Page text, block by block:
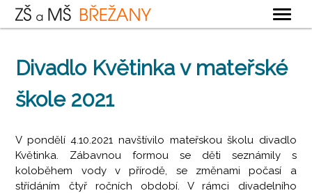
ZÁKLADNÍ ŠKOLA
ŠKOLNÍ JÍDELNA
KONTAKTY
Divadlo Květinka v mateřské
škole 2021
V pondělí 4.10.2021 navštívilo mateřskou školu divadlo
Květinka. Zábavnou formou se děti seznámily s
koloběhem vody v přírodě, se změnami počasí a
střídáním čtyř ročních období. V rámci divadelního